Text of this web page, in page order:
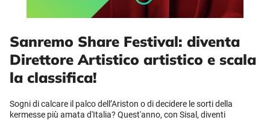
Sanremo Share Festival: diventa
Direttore Artistico artistico e scala
la classifica!
Sogni di calcare il palco dell’Ariston o di decidere le sorti della
kermesse più amata d'Italia? Quest'anno, con Sisal, diventi